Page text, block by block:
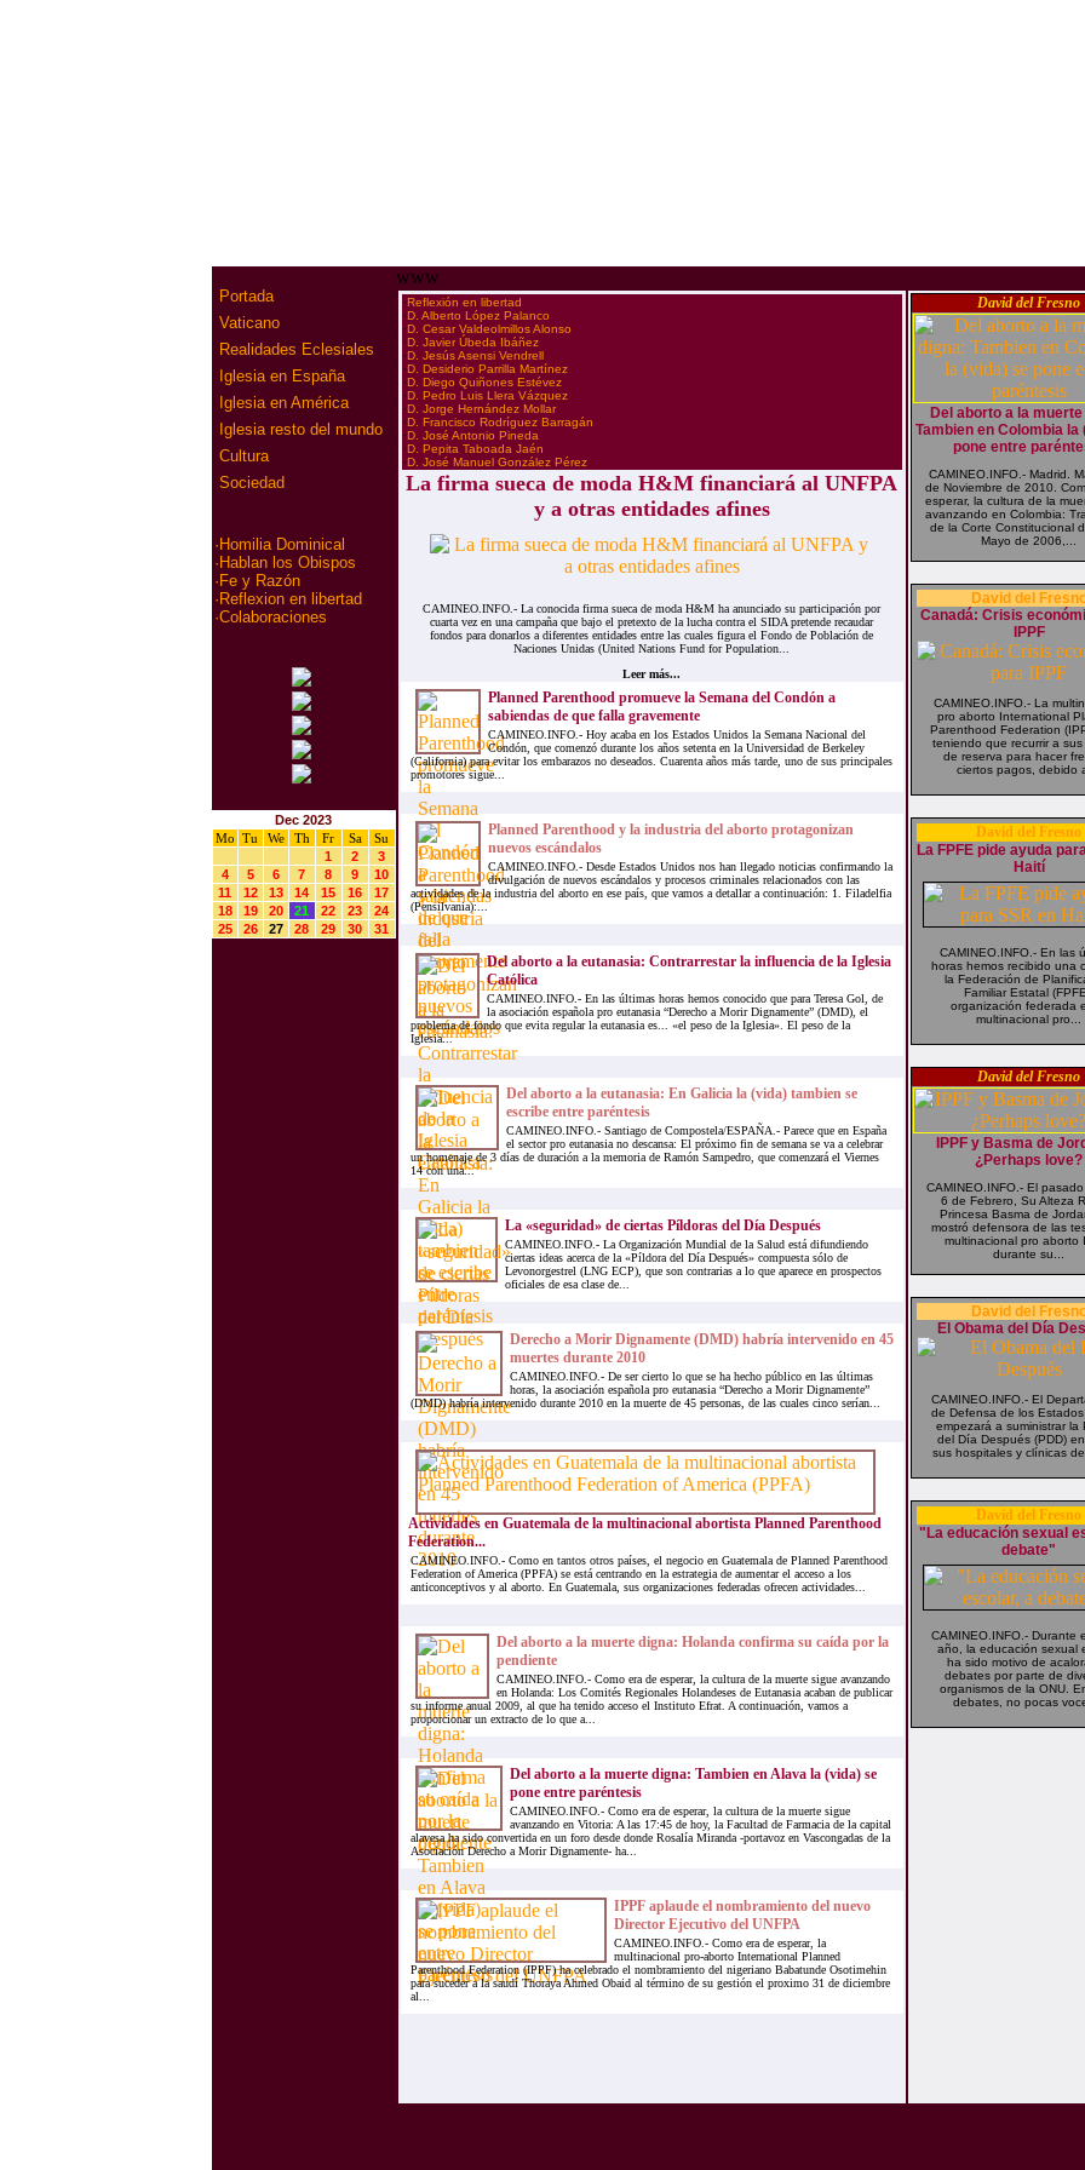
Portada
Vaticano
Realidades Eclesiales
Iglesia en España
Iglesia en América
Iglesia resto del mundo
Cultura
Sociedad
· Homilia Dominical
· Hablan los Obispos
· Fe y Razón
· Reflexion en libertad
·Colaboraciones
Dec 2023
Mo Tu We Th Fr Sa
Su
1
2
3
4
5 6 7 8 9
10
11
12 13 14 15 16
17
18
19 20 21 22 23
24
25
26 27 28 29 30 31
www
·Reflexión en libertad
·D. Alberto López Palanco
·D. Cesar Valdeolmillos Alonso
·D. Javier Úbeda Ibáñez
·D. Jesús Asensi Vendrell
·D. Desiderio Parrilla Martínez
·D. Diego Quiñones Estévez
·D. Pedro Luis Llera Vázquez
·D. Jorge Hernández Mollar
·D. Francisco Rodríguez Barragán
·D. José Antonio Pineda
·D. Pepita Taboada Jaén
·D. José Manuel González Pérez
La firma sueca de moda H&M financiará al UNFPA
y a otras entidades afines
CAMINEO.INFO.- La conocida firma sueca de moda H&M ha anunciado su participación por
cuarta vez en una campaña que bajo el pretexto de la lucha contra el SIDA pretende recaudar
fondos para donarlos a diferentes entidades entre las cuales figura el Fondo de Población de
Naciones Unidas (United Nations Fund for Population...
Leer más...
Planned Parenthood promueve la Semana del Condón a
sabiendas de que falla gravemente
CAMINEO.INFO.- Hoy acaba en los Estados Unidos la Semana Nacional del
Condón, que comenzó durante los años setenta en la Universidad de Berkeley
(California) para evitar los embarazos no deseados. Cuarenta años más tarde, uno de sus principales
promotores sigue...
Planned Parenthood y la industria del aborto protagonizan
nuevos escándalos
CAMINEO.INFO.- Desde Estados Unidos nos han llegado noticias confirmando la
divulgación de nuevos escándalos y procesos criminales relacionados con las
actividades de la industria del aborto en ese país, que vamos a detallar a continuación: 1. Filadelfia
(Pensilvania):...
Del aborto a la eutanasia: Contrarrestar la influencia de la Iglesia
Católica
CAMINEO.INFO.- En las últimas horas hemos conocido que para Teresa Gol, de
la asociación española pro eutanasia “Derecho a Morir Dignamente” (DMD), el
problema de fondo que evita regular la eutanasia es... «el peso de la Iglesia». El peso de la
Iglesia...
Del aborto a la eutanasia: En Galicia la (vida) tambien se
escribe entre paréntesis
CAMINEO.INFO.- Santiago de Compostela/ESPAÑA.- Parece que en España
el sector pro eutanasia no descansa: El próximo fin de semana se va a celebrar
un homenaje de 3 días de duración a la memoria de Ramón Sampedro, que comenzará el Viernes
14 con una...
La «seguridad» de ciertas Píldoras del Día Después
CAMINEO.INFO.- La Organización Mundial de la Salud está difundiendo
ciertas ideas acerca de la «Píldora del Día Después» compuesta sólo de
Levonorgestrel (LNG ECP), que son contrarias a lo que aparece en prospectos
oficiales de esa clase de...
Derecho a Morir Dignamente (DMD) habría intervenido en 45
muertes durante 2010
CAMINEO.INFO.- De ser cierto lo que se ha hecho público en las últimas
horas, la asociación española pro eutanasia “Derecho a Morir Dignamente”
(DMD) habría intervenido durante 2010 en la muerte de 45 personas, de las cuales cinco serían...
Actividades en Guatemala de la multinacional abortista Planned Parenthood
Federation...
CAMINEO.INFO.- Como en tantos otros países, el negocio en Guatemala de Planned Parenthood
Federation of America (PPFA) se está centrando en la estrategia de aumentar el acceso a los
anticonceptivos y al aborto. En Guatemala, sus organizaciones federadas ofrecen actividades...
Del aborto a la muerte digna: Holanda confirma su caída por la
pendiente
CAMINEO.INFO.- Como era de esperar, la cultura de la muerte sigue avanzando
en Holanda: Los Comités Regionales Holandeses de Eutanasia acaban de publicar
su informe anual 2009, al que ha tenido acceso el Instituto Efrat. A continuación, vamos a
proporcionar un extracto de lo que a...
Del aborto a la muerte digna: Tambien en Alava la (vida) se
pone entre paréntesis
CAMINEO.INFO.- Como era de esperar, la cultura de la muerte sigue
avanzando en Vitoria: A las 17:45 de hoy, la Facultad de Farmacia de la capital
alavesa ha sido convertida en un foro desde donde Rosalía Miranda -portavoz en Vascongadas de la
Asociación Derecho a Morir Dignamente- ha...
IPPF aplaude el nombramiento del nuevo
Director Ejecutivo del UNFPA
CAMINEO.INFO.- Como era de esperar, la
multinacional pro-aborto International Planned
Parenthood Federation (IPPF) ha celebrado el nombramiento del nigeriano Babatunde Osotimehin
para suceder a la saudí Thoraya Ahmed Obaid al término de su gestión el proximo 31 de diciembre
al...
David del Fresno
Del aborto a la
Tambien en Colombia la
pone entre
CAMINEO.INFO.- Madrid.
de Noviembre de 2010.
esperar, la cultura de la
avanzando en Colombia:
de la Corte Constitucional
Mayo de 2006,...
David del
Canadá: Crisis
IPPF
CAMINEO.INFO.- La
pro aborto International
Parenthood Federation
teniendo que recurrir a
de reserva para hacer
ciertos pagos, debido
David del Fresno
La FPFE pide ayuda
Haití
CAMINEO.INFO.- En las
horas hemos recibido una
la Federación de
Familiar Estatal
organización federada
multinacional pro...
David del Fresno
IPPF y Basma de
¿Perhaps love?
CAMINEO.INFO.- El
6 de Febrero, Su Alteza
Princesa Basma de
mostró defensora de las
multinacional pro aborto
durante su...
David del
El Obama del Día
CAMINEO.INFO.- El
de Defensa de los
empezará a suministrar la
del Día Después (PDD)
sus hospitales y clínicas
David del Fresno
"La educación sexual
debate"
CAMINEO.INFO.- Durante
año, la educación sexual
ha sido motivo de
debates por parte de
organismos de la ONU.
debates, no pocas